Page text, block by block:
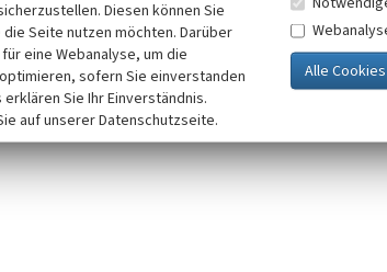
Stellwerk Ht 1 und Ht 2; großer
und beschrankter
Diesen können Sie
Seite nutzen möchten. Darüber
eine Webanalyse, um die
sofern Sie einverstanden
Sie Ihr Einverständnis.
auf unserer Datenschutzseite.